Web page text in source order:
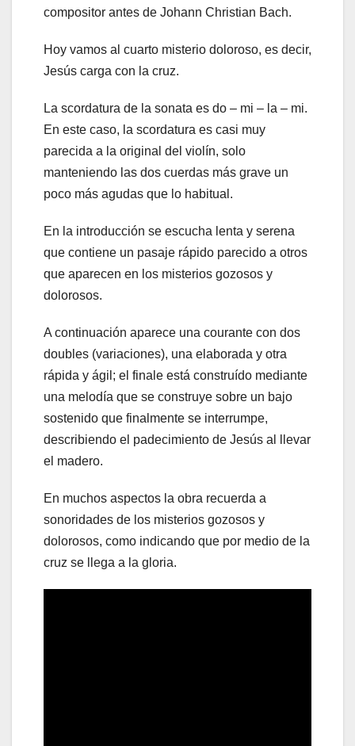
compositor antes de Johann Christian Bach.
Hoy vamos al cuarto misterio doloroso, es decir,
Jesús carga con la cruz.
La scordatura de la sonata es do – mi – la – mi.
En este caso, la scordatura es casi muy
parecida a la original del violín, solo
manteniendo las dos cuerdas más grave un
poco más agudas que lo habitual.
En la introducción se escucha lenta y serena
que contiene un pasaje rápido parecido a otros
que aparecen en los misterios gozosos y
dolorosos.
A continuación aparece una courante con dos
doubles (variaciones), una elaborada y otra
rápida y ágil; el finale está construído mediante
una melodía que se construye sobre un bajo
sostenido que finalmente se interrumpe,
describiendo el padecimiento de Jesús al llevar
el madero.
En muchos aspectos la obra recuerda a
sonoridades de los misterios gozosos y
dolorosos, como indicando que por medio de la
cruz se llega a la gloria.